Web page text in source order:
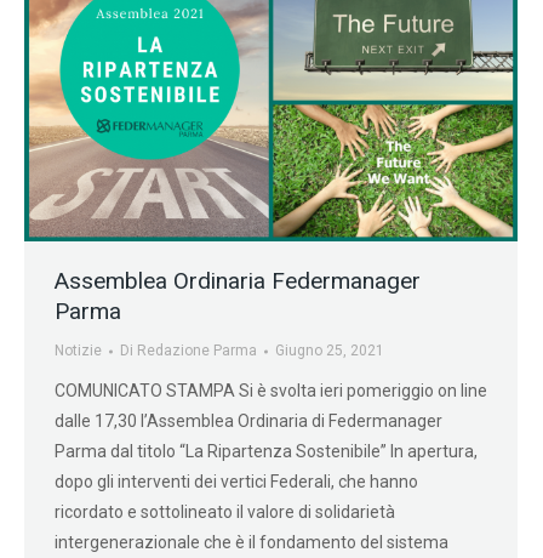
Assemblea Ordinaria Federmanager
Parma
Notizie Di Redazione Parma Giugno 25, 2021
COMUNICATO STAMPA Si è svolta ieri pomeriggio on line
dalle 17,30 l’Assemblea Ordinaria di Federmanager
Parma dal titolo “La Ripartenza Sostenibile” In apertura,
dopo gli interventi dei vertici Federali, che hanno
ricordato e sottolineato il valore di solidarietà
intergenerazionale che è il fondamento del sistema